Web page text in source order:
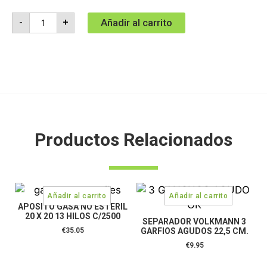
- + Añadir al carrito
Productos Relacionados
APOSITO GASA NO ESTERIL
20 X 20 13 HILOS C/2500
€35.05
SEPARADOR VOLKMANN 3
GARFIOS AGUDOS 22,5 CM.
€9.95